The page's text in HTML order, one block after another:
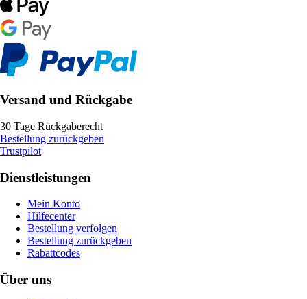
Versand und Rückgabe
30 Tage Rückgaberecht
Bestellung zurückgeben
Trustpilot
Dienstleistungen
Mein Konto
Hilfecenter
Bestellung verfolgen
Bestellung zurückgeben
Rabattcodes
Über uns